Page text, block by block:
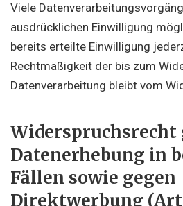
Viele
ausdrücklichen Einwilligung
bereits erteilte Einwilligung
Rechtmäßigkeit der bis zum
Datenverarbeitung bleibt vom
Widerspruchsrecht
Datenerhebung in
Fällen sowie gegen
Direktwerbung (Art.